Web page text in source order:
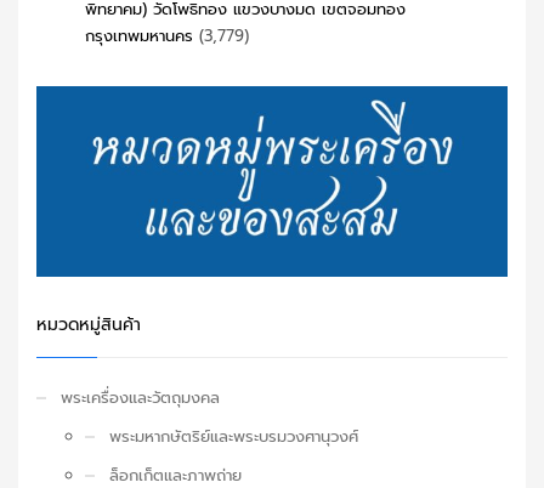
พิทยาคม) วัดโพธิทอง แขวงบางมด เขตจอมทอง
กรุงเทพมหานคร (3,779)
หมวดหมู่สินค้า
พระเครื่องและวัตถุมงคล
พระมหากษัตริย์และพระบรมวงศานุวงศ์
ล็อกเก็ตและภาพถ่าย